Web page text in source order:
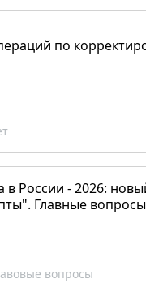
по
в России - 2026:
Главные вопросы
вопросы